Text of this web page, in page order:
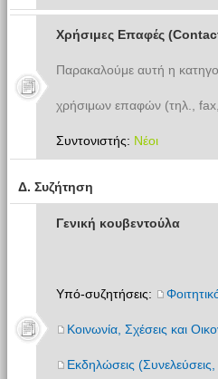
Χρήσιμες Επαφές
Παρακαλούμε αυτή η
χρήσιμων επαφών (τηλ.,
Συντονιστής: Νέοι
Δ. Συζήτηση
Γενική κουβεντούλα
Υπό-συζητήσεις:
Κοινωνία, Σχέσεις και
Εκδηλώσεις